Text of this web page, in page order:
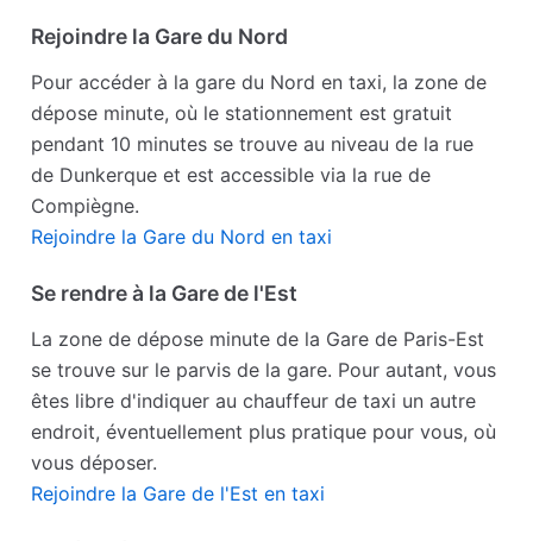
Rejoindre la Gare du Nord
Pour accéder à la gare du Nord en taxi, la zone de
dépose minute, où le stationnement est gratuit
pendant 10 minutes se trouve au niveau de la rue
de Dunkerque et est accessible via la rue de
Compiègne.
Rejoindre la Gare du Nord en taxi
Se rendre à la Gare de l'Est
La zone de dépose minute de la Gare de Paris-Est
se trouve sur le parvis de la gare. Pour autant, vous
êtes libre d'indiquer au chauffeur de taxi un autre
endroit, éventuellement plus pratique pour vous, où
vous déposer.
Rejoindre la Gare de l'Est en taxi